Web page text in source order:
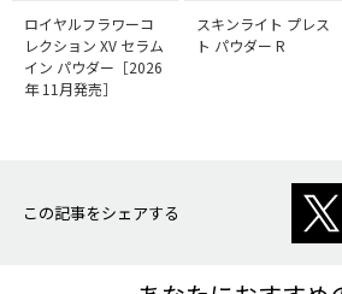
ロイヤルフラワーコ
レクション XV セラム
イン パウダー［2026
年 11月発売］
スキンライト プレス
ト パウダー R
この記事をシェアする